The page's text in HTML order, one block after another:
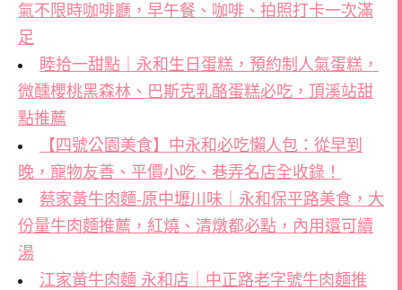
氣不限時咖啡廳，早午餐、咖啡、拍照打卡一次滿
足
睦拾一甜點｜永和生日蛋糕，預約制人氣蛋糕，
微醺櫻桃黑森林、巴斯克乳酪蛋糕必吃，頂溪站甜
點推薦
【四號公園美食】中永和必吃懶人包：從早到
晚，寵物友善、平價小吃、巷弄名店全收錄！
蔡家黃牛肉麵-原中壢川味｜永和保平路美食，大
份量牛肉麵推薦，紅燒、清燉都必點，內用還可續
湯
江家黃牛肉麵 永和店｜中正路老字號牛肉麵推